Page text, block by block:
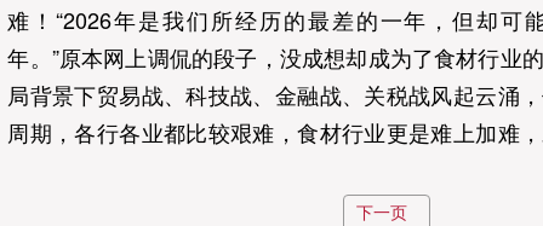
难！“2026年是我们所经历的最差的一年，但却可
年。”原本网上调侃的段子，没成想却成为了食材行业
局背景下贸易战、科技战、金融战、关税战风起云涌
周期，各行各业都比较艰难，食材行业更是难上加难
下一页